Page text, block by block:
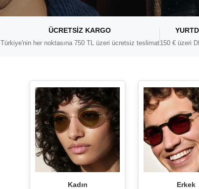
ÜCRETSIZ KARGO
Türkiye'nin her noktasına 750 TL üzeri ücretsiz teslimat150 € üzeri
Kadın Erkek